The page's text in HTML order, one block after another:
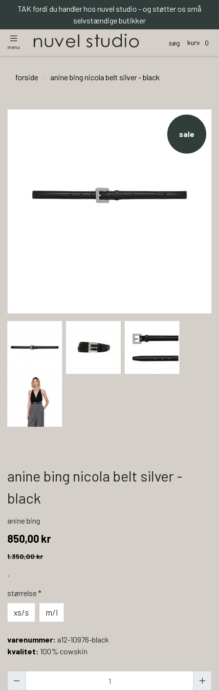
TAK fordi du handler hos nuvel studio - og støtter os små
selvstændige butikker
menu
søg kurv 0
forside anine bing nicola belt silver - black
sale
anine bing nicola belt silver -
black
anine bing
850,00 kr
1.350,00 kr
.
størrelse*
xs/s m/l
varenummer: a12-10976-black
kvalitet: 100% cowskin